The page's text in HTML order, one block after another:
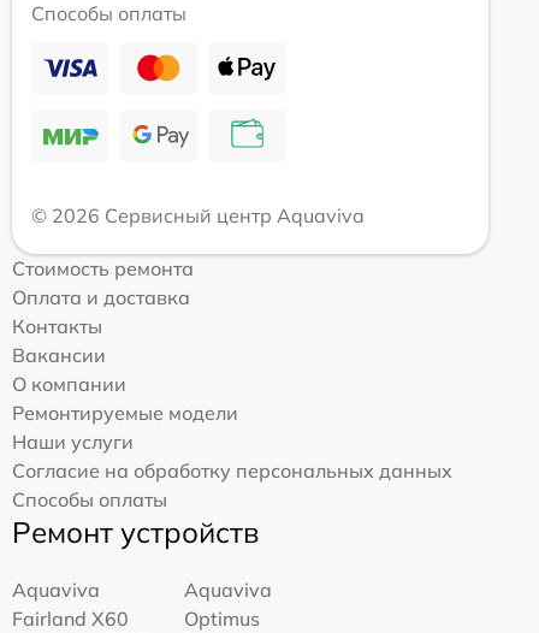
Способы оплаты
© 2026 Сервисный центр Aquaviva
Стоимость ремонта
Оплата и доставка
Контакты
Вакансии
О компании
Ремонтируемые модели
Наши услуги
Согласие на обработку персональных данных
Способы оплаты
Ремонт устройств
Aquaviva
Fairland X60
Aquaviva
Optimus